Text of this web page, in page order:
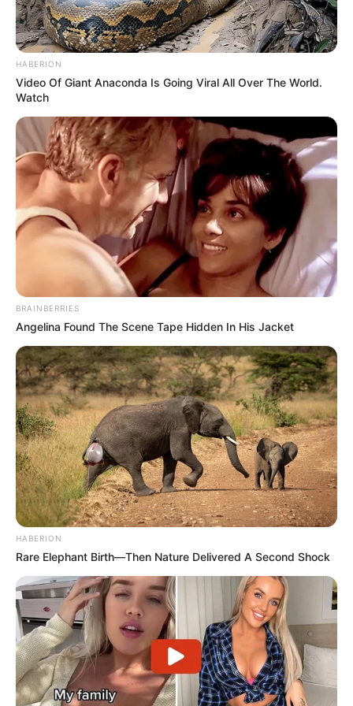
Se estima que una dosis de tan solo 6 a 8
gramos de la planta fresca puede resultar
mortal para un adulto. Dado que la cicuta
puede confundirse con hierbas comestibles
como el perejil o el cilantro, es fundamental
saber reconocerla para evitar intoxicaciones
accidentales.
HABERION
Video Of Giant Anaconda Is Going Viral All Over The World.
Watch
BRAINBERRIES
Angelina Found The Scene Tape Hidden In His Jacket
HABERION
Rare Elephant Birth—Then Nature Delivered A Second Shock